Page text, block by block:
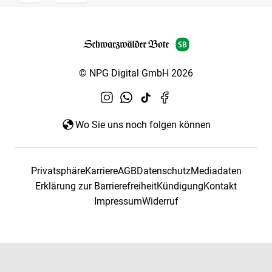
© NPG Digital GmbH 2026
Wo Sie uns noch folgen können
PrivatsphäreKarriereAGBDatenschutzMediadaten
Erklärung zur BarrierefreiheitKündigungKontakt
ImpressumWiderruf